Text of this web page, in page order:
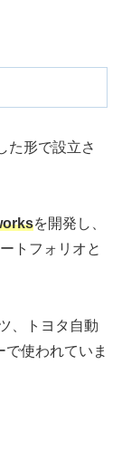
た形で設立さ
を開発し、
トフォリオと
、トヨタ自動
使われていま